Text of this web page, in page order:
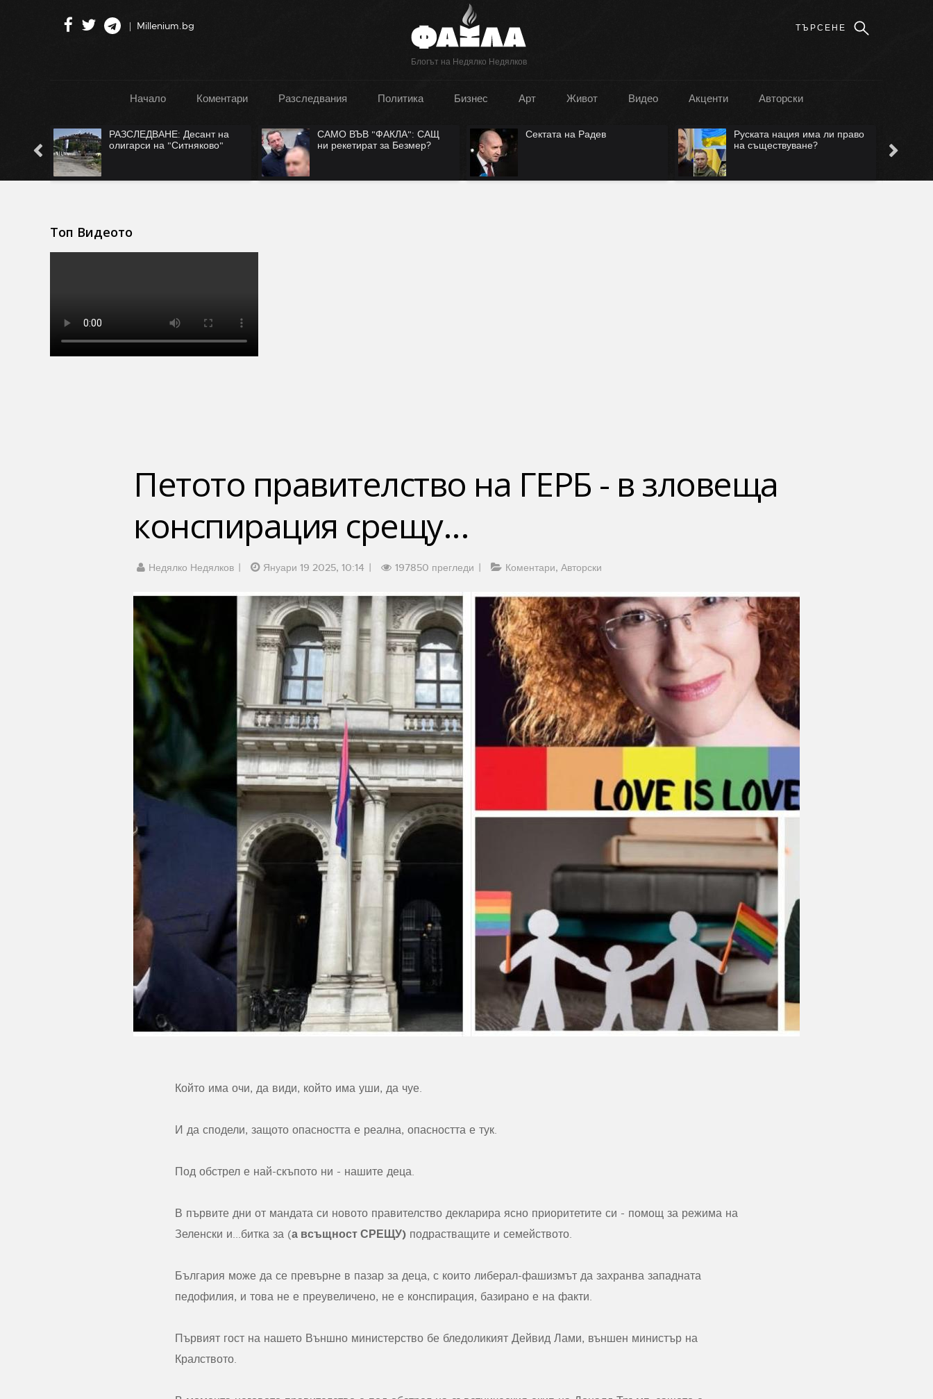
Блогът на Недялко Недялков
Millenium.bg
Начало Коментари Разследвания Политика Бизнес Арт Живот Видео Акценти Авторски
РАЗСЛЕДВАНЕ: Десант на
олигарси на "Ситняково"
САМО ВЪВ "ФАКЛА": САЩ
ни рекетират за Безмер?
Сектата на Радев
Руската нация има ли право
на съществуване?
Топ Видеото
Петото правителство на ГЕРБ - в зловеща
конспирация срещу...
Недялко Недялков Януари 19 2025, 10:14 197850 прегледи Коментари Авторски
Който има очи, да види, който има уши, да чуе.
И да сподели, защото опасността е реална, опасността е тук.
Под обстрел е най-скъпото ни - нашите деца.
В първите дни от мандата си новото правителство декларира ясно приоритетите си - помощ за режима на
Зеленски и...битка за (а всъщност СРЕЩУ) подрастващите и семейството.
България може да се превърне в пазар за деца, с които либерал-фашизмът да захранва западната
педофилия, и това не е преувеличено, не е конспирация, базирано е на факти.
Първият гост на нашето Външно министерство бе бледоликият Дейвид Лами, външен министър на
Кралството.